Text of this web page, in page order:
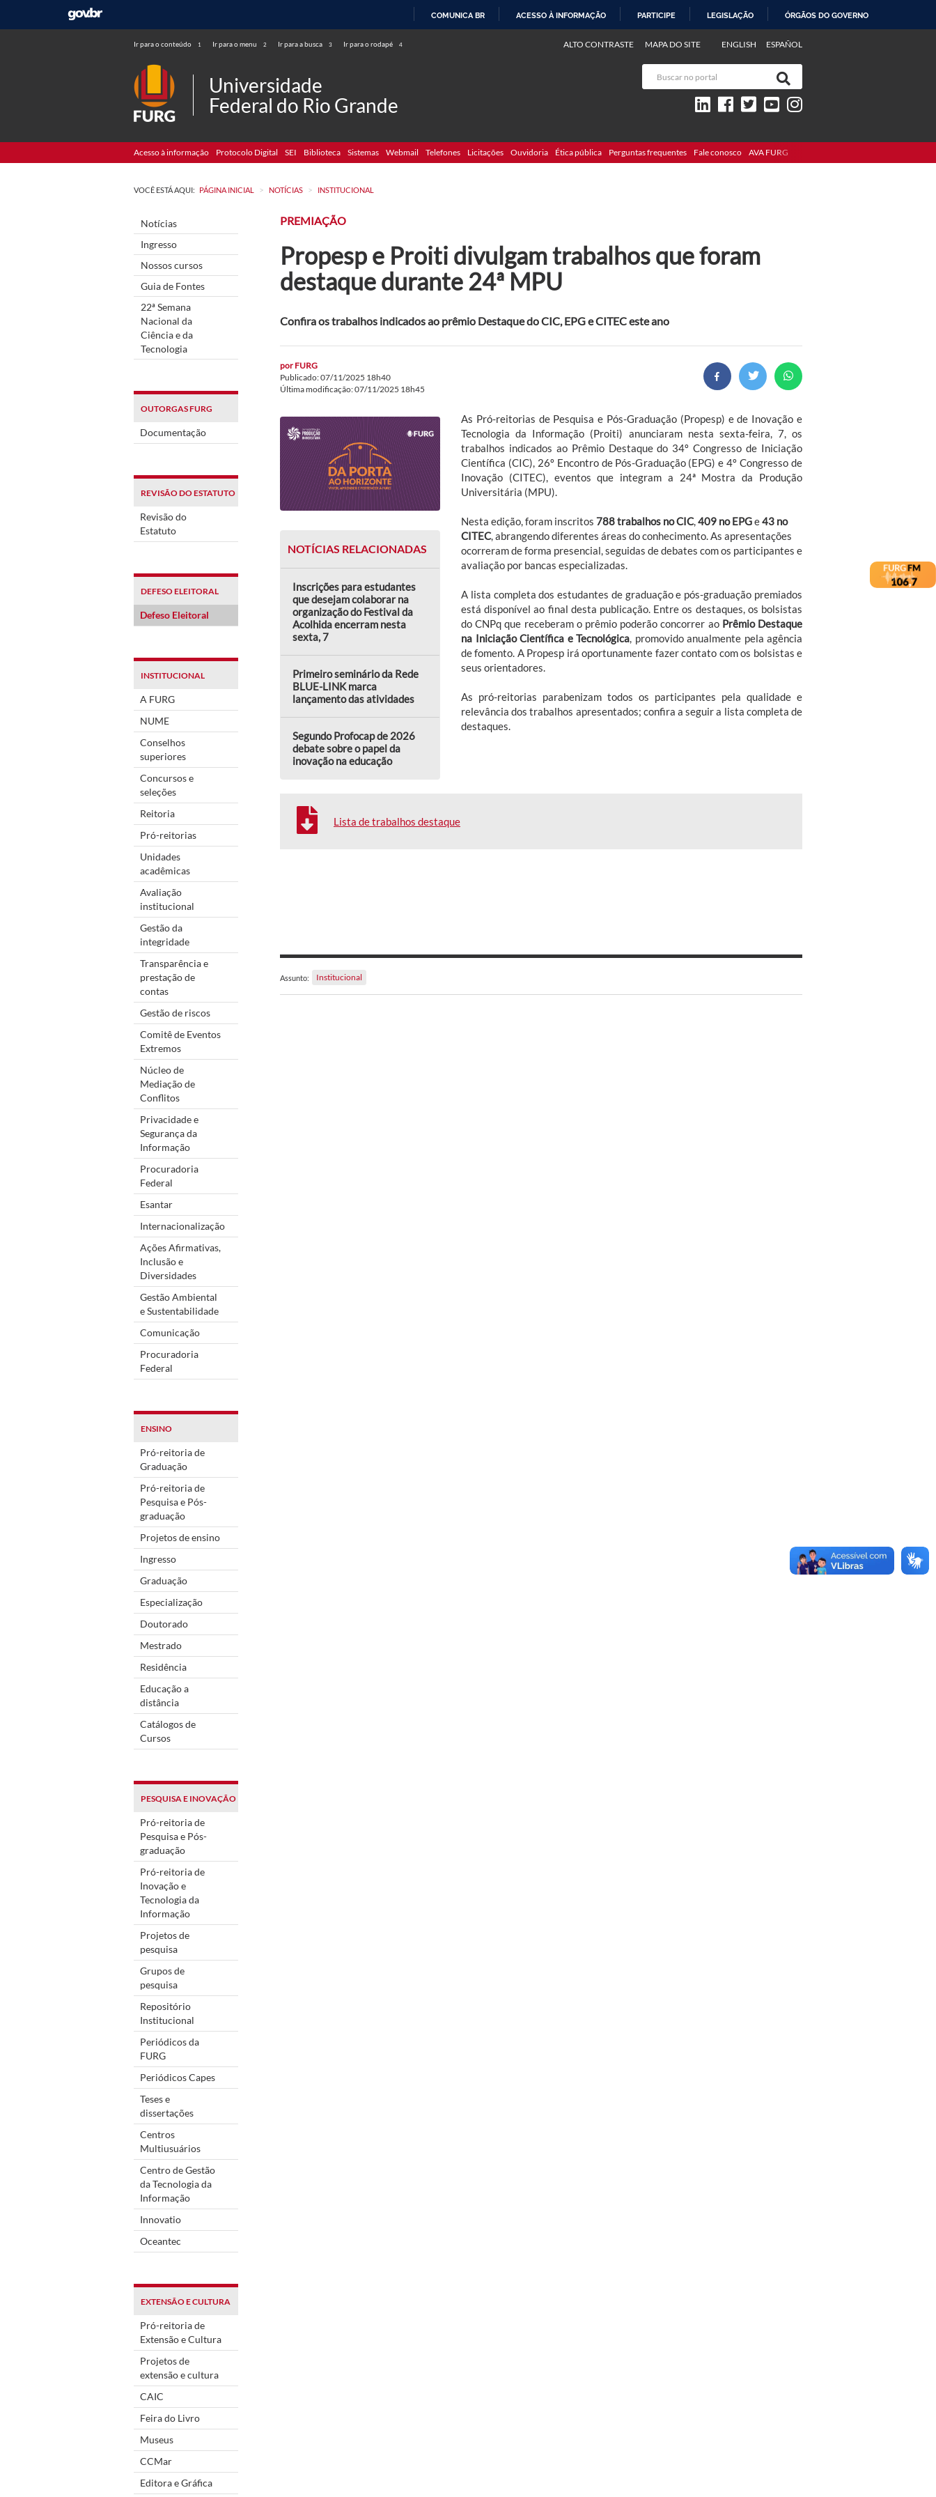
COMUNICA BR ACESSO À INFORMAÇÃO PARTICIPE LEGISLAÇÃO ÓRGÃOS DO GOVERNO
Ir para o conteúdo 1 Ir para o menu 2 Ir para a busca 3 Ir para o rodapé 4 ENGLISH ESPAÑOL
ALTO CONTRASTE MAPA DO SITE
Universidade
Federal do Rio Grande
Acesso à informação Protocolo Digital SEI Biblioteca Sistemas Webmail Telefones Licitações Ouvidoria Ética pública Perguntas frequentes Fale conosco AVA FURG
VOCÊ ESTÁ AQUI: PÁGINA INICIAL > NOTÍCIAS > INSTITUCIONAL
Notícias
Ingresso
Nossos cursos
Guia de Fontes
22ª Semana
Nacional da
Ciência e da
Tecnologia
OUTORGAS FURG
Documentação
REVISÃO DO ESTATUTO
Revisão do
Estatuto
DEFESO ELEITORAL
Defeso Eleitoral
INSTITUCIONAL
A FURG
NUME
Conselhos
superiores
Concursos e
seleções
Reitoria
Pró-reitorias
Unidades
acadêmicas
Avaliação
institucional
Gestão da
integridade
Transparência e
prestação de
contas
Gestão de riscos
Comitê de Eventos
Extremos
Núcleo de
Mediação de
Conflitos
Privacidade e
Segurança da
Informação
Procuradoria
Federal
Esantar
Internacionalização
Ações Afirmativas,
Inclusão e
Diversidades
Gestão Ambiental
e Sustentabilidade
Comunicação
Procuradoria
Federal
ENSINO
Pró-reitoria de
Graduação
Pró-reitoria de
Pesquisa e Pós-
graduação
Projetos de ensino
Ingresso
Graduação
Especialização
Doutorado
Mestrado
Residência
Educação a
distância
Catálogos de
Cursos
PESQUISA E INOVAÇÃO
Pró-reitoria de
Pesquisa e Pós-
graduação
Pró-reitoria de
Inovação e
Tecnologia da
Informação
Projetos de
pesquisa
Grupos de
pesquisa
Repositório
Institucional
Periódicos da
FURG
Periódicos Capes
Teses e
dissertações
Centros
Multiusuários
Centro de Gestão
da Tecnologia da
Informação
Innovatio
Oceantec
EXTENSÃO E CULTURA
Pró-reitoria de
Extensão e Cultura
Projetos de
extensão e cultura
CAIC
Feira do Livro
Museus
CCMar
Editora e Gráfica
PREMIAÇÃO
Propesp e Proiti divulgam trabalhos que foram
destaque durante 24ª MPU
Confira os trabalhos indicados ao prêmio Destaque do CIC, EPG e CITEC este ano
por FURG
Publicado: 07/11/2025 18h40
Última modificação: 07/11/2025 18h45
As Pró-reitorias de Pesquisa e Pós-Graduação (Propesp) e de Inovação e
Tecnologia da Informação (Proiti) anunciaram nesta sexta-feira, 7, os
trabalhos indicados ao Prêmio Destaque do 34º Congresso de Iniciação
Científica (CIC), 26º Encontro de Pós-Graduação (EPG) e 4º Congresso de
Inovação (CITEC), eventos que integram a 24ª Mostra da Produção
Universitária (MPU).
NOTÍCIAS RELACIONADAS
Inscrições para estudantes
que desejam colaborar na
organização do Festival da
Acolhida encerram nesta
sexta, 7
Primeiro seminário da Rede
BLUE-LINK marca
lançamento das atividades
Segundo Profocap de 2026
debate sobre o papel da
inovação na educação
Nesta edição, foram inscritos 788 trabalhos no CIC 409 no EPGe43 no
CITEC , abrangendo diferentes áreas do conhecimento. As apresentações
ocorreram de forma presencial, seguidas de debates com os participantes e
avaliação por bancas especializadas.
A lista completa dos estudantes de graduação e pós-graduação premiados
está disponível ao final desta publicação. Entre os destaques, os bolsistas
do CNPq que receberam o prêmio poderão concorrer ao Prêmio Destaque
na Iniciação Científica e Tecnológica , promovido anualmente pela agência
de fomento. A Propesp irá oportunamente fazer contato com os bolsistas e
seus orientadores.
As pró-reitorias parabenizam todos os participantes pela qualidade e
relevância dos trabalhos apresentados; confira a seguir a lista completa de
destaques.
Lista de trabalhos destaque
Assunto: Institucional